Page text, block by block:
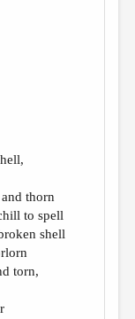
thorn
to spell
shell
torn,